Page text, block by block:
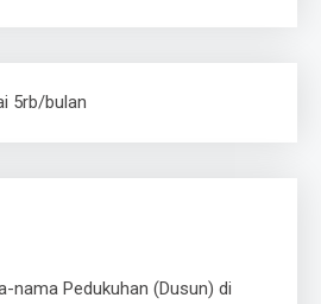
5rb/bulan
nama Pedukuhan (Dusun) di